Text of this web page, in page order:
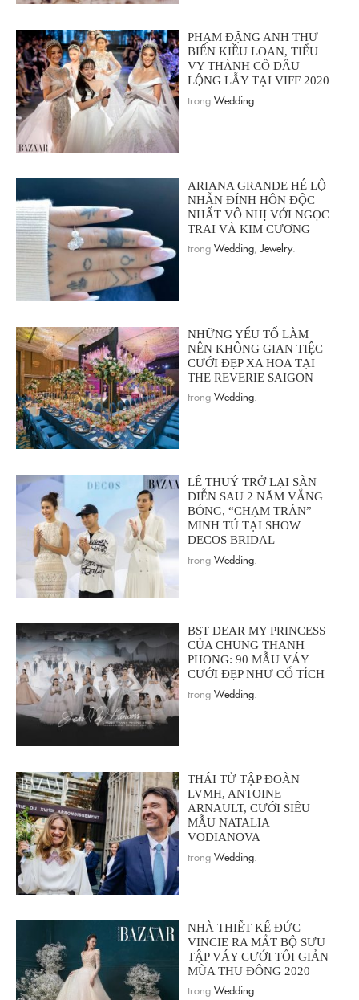
PHẠM ĐẶNG ANH THƯ
BIẾN KIỀU LOAN, TIỂU
VY THÀNH CÔ DÂU
LỘNG LẪY TẠI VIFF 2020
trong Wedding
ARIANA GRANDE HÉ LỘ
NHẪN ĐÍNH HÔN ĐỘC
NHẤT VÔ NHỊ VỚI NGỌC
TRAI VÀ KIM CƯƠNG
trong Wedding, Jewelry.
NHỮNG YẾU TỐ LÀM
NÊN KHÔNG GIAN TIỆC
CƯỚI ĐẸP XA HOA TẠI
THE REVERIE SAIGON
trong Wedding
LÊ THUÝ TRỞ LẠI SÀN
DIỄN SAU 2 NĂM VẮNG
BÓNG, “CHẠM TRÁN”
MINH TÚ TẠI SHOW
DECOS BRIDAL
trong Wedding
BST DEAR MY PRINCESS
CỦA CHUNG THANH
PHONG: 90 MẪU VÁY
CƯỚI ĐẸP NHƯ CỔ TÍCH
trong Wedding
THÁI TỬ TẬP ĐOÀN
LVMH, ANTOINE
ARNAULT, CƯỚI SIÊU
MẪU NATALIA
VODIANOVA
trong Wedding
NHÀ THIẾT KẾ ĐỨC
VINCIE RA MẮT BỘ SƯU
TẬP VÁY CƯỚI TỐI GIẢN
MÙA THU ĐÔNG 2020
trong Wedding